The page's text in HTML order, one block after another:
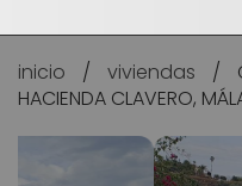
inicio / viviendas /
HACIENDA CLAVERO,